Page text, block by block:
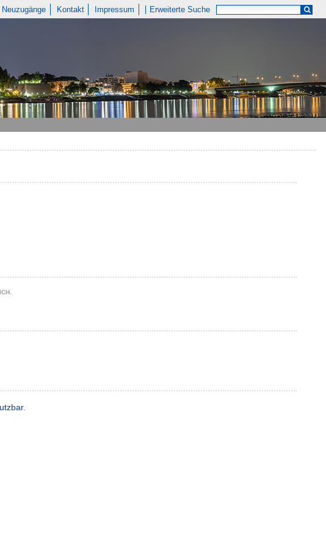
Neuzugänge Kontakt Impressum Erweiterte Suche